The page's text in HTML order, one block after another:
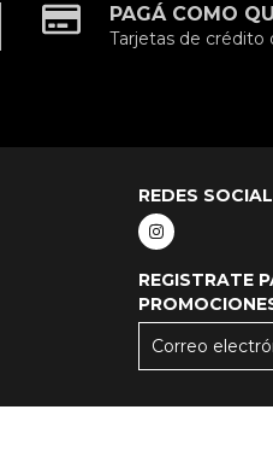
PAGÁ COMO
Tarjetas de crédito
REDES
REGISTRATE